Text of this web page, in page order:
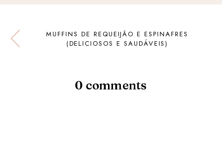
MUFFINS DE REQUEIJÃO E ESPINAFRES
(DELICIOSOS E SAUDÁVEIS)
0 comments